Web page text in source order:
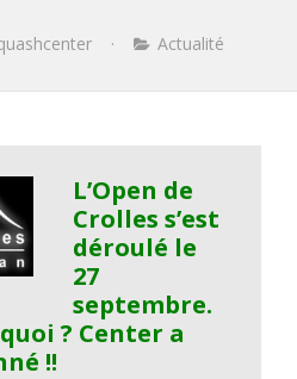
· Actualité
L’Open de
Crolles s’est
déroulé le
27
septembre.
? Center a
!!